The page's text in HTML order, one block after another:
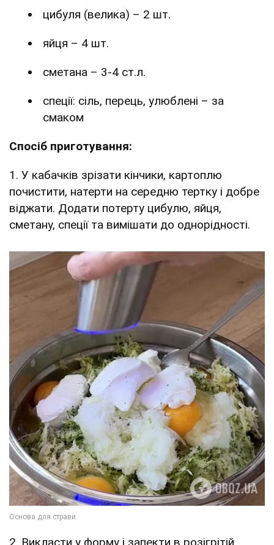
цибуля (велика) – 2 шт.
яйця – 4 шт.
сметана – 3-4 ст.л.
спеції: сіль, перець, улюблені – за
смаком
Спосіб приготування:
1. У кабачків зрізати кінчики, картоплю
почистити, натерти на середню тертку і добре
віджати. Додати потерту цибулю, яйця,
сметану, спеції та вимішати до однорідності.